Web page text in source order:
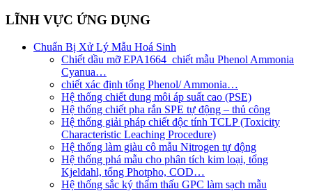
LĨNH VỰC ỨNG DỤNG
Chuẩn Bị Xử Lý Mẫu Hoá Sinh
Chiết dầu mỡ EPA1664_chiết mẫu Phenol Ammonia
Cyanua…
chiết xác định tổng Phenol/ Ammonia…
Hệ thống chiết dung môi áp suất cao (PSE)
Hệ thống chiết pha rắn SPE tự động – thủ công
Hệ thống giải pháp chiết độc tính TCLP (Toxicity
Characteristic Leaching Procedure)
Hệ thống làm giàu cô mẫu Nitrogen tự động
Hệ thống phá mẫu cho phân tích kim loại, tổng
Kjeldahl, tổng Photpho, COD…
Hệ thống sắc ký thẩm thấu GPC làm sạch mẫu